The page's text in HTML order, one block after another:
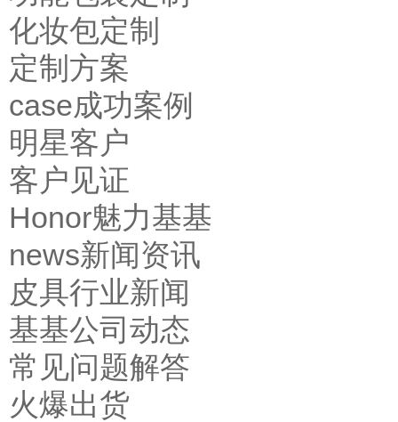
化妆包定制
定制方案
case成功案例
明星客户
客户见证
Honor魅力基基
news新闻资讯
皮具行业新闻
基基公司动态
常见问题解答
火爆出货